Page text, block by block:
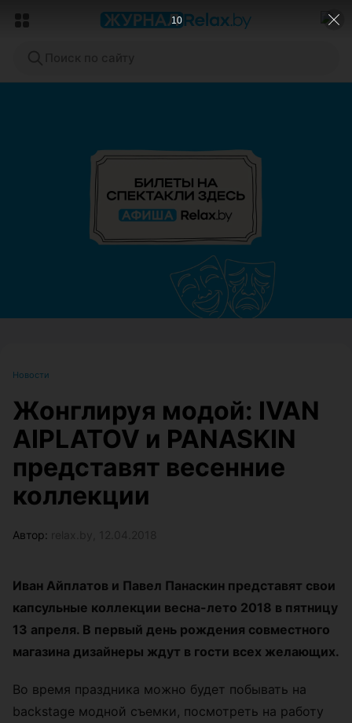
ЭФФЕКТИВНАЯ РЕКЛАМА НА САЙТЕ
Новости
Жонглируя модой: IVAN
AIPLATOV и PANASKIN
представят весенние
коллекции
Автор:
Иван Айплатов и Павел Панаскин представят свои
капсульные коллекции весна-лето 2018 в пятницу
13 апреля. В первый день рождения совместного
магазина дизайнеры ждут в гости всех желающих.
Во время праздника можно будет побывать на
backstage модной съемки, посмотреть на работу
8